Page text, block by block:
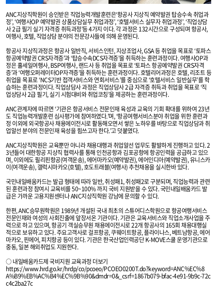
ANC지상직학원이 승인받은 직업능력개발훈련은‘항공사 지상직 예약발권 탑승수속 취업과
정’, ‘여행사OP 예약발권 상품상담실무 취업과정’, ‘호텔서비스 실무자 취업과정’, ‘직업상담
사 2급 필기 실기 자격증 취득과정’등 4가지 이다. 각 과정은 132시간으로 구성되며 항공사,
여행사, 호텔, 직업상담 분야의 전문강사들에 의해 운영된다.
항공사 지상직과정은 항공사 일반직, 서비스인턴, 지상조업사, GSA 등 취업을 목표로 ‘토파스
항공예약발권 CRS자격증’과 ‘탑승수속DCS자격증’을 취득하는 훈련과정이다. 여행사OP과
정은 홀세일여행사, BSP여행사, 랜드사 등 취업을 목표로 ‘토파스 항공예약발권 CRS자격
증’과 ‘여행오퍼레이터OP자격증’을 취득하는 훈련과정이다. 호텔리어과정은 호텔, 리조트 등
취업을 목표로 ‘NCS기반 접객서비스와 연회서비스’를 중심으로 ‘호텔서비스 일반실무’를 학
습하는 훈련과정이다. 직업상담사 과정은 직업상담사 2급 자격증 취득과 취업을 목표로 ‘직
업상담사 2급 필기, 실기 시험대비와 취업코칭’을 제공하는 훈련과정이다.
ANC관계자에 따르면 ‘기관은 항공서비스 전문인재 육성과 교육의 기회 확대를 위하여 23년
도 직업능력개발훈련 심사평가에 참여하였다.’며, ‘항공여행서비스분야 취업을 위한 훈련과
정 이외에 외국항공사 채용에이전시로 활동해오면서 쌓은 노하우를 바탕으로 직업상담과 취
업알선 분야의 전문인재 육성을 힘쓰고자 한다.’고 덧붙였다.
ANC지상직학원은 교육뿐만 아니라 채용대행과 취업알선 업무도 활발하게 진행하고 있다. 2
3년들어 대한항공 지상직 협력사를 통해 인천공항과 김포공항에 항공인력을 공급하고 있으
며, 이외에도 필리핀항공(여객운송), 에어마카오(예약발권), 에어인디아(예약발권), 유니스카
이(여객운송), 갤럭시마카오(호텔), 호도트래블(여행사) 추천채용을 실시한바 있다.
국민내일배움카드는 발급 형태에 따라 일반, 취성패1, 취성패2로 구분되며, 직업능력과 관련
된 훈련과정 참여시 교육비를 50~100% 까지 국비 지원받을 수 있다. 국민내일배움카드 발
급은 가까운 고용지원센터나 ANC지상직학원 강남에 문의할 수 있다.
한편, ANC승무원학원은 1989년 개설된 국내 최초의 스튜어디스학원으로 항공여행서비스
전문인재와 여성의 사회진출에 앞장서온 기관이다. 기관은 교육서비스와 직업소개사업을 주
력으로 하고 있으며, 항공기 객실승무원 채용에이전시로 22개 항공사의 165회 채용대행실
적으로 보유하고 있다. 주요고객사로 걸프항공, 쿠웨이트항공, 플라이나스, 베트남항공, 에어
마카오, 핀에어, 피치항공 등이 있다. 기관은 한국산업인력공단 K-MOVE스쿨 운영기관으로
중동, 일본 해외취업도 지원한다.
○ 내일배움카드제 국비지원 교육과정 더보기
https://www.hrd.go.kr/hrdp/co/pcoeo/PCOEO0200T.do?keyword=ANC%EC%8
A%B9%EB%AC%B4%EC%9B%90&dmdr=0&_csrf=1867b079-bfac-4e91-9b9c-72c
c4c2ba27c